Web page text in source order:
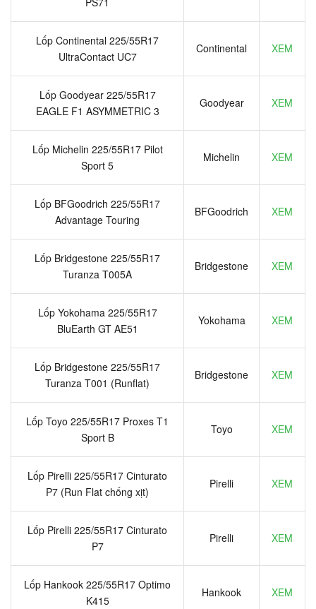
Lốp Continental 225/55R17
UltraContact UC7
Continental XEM
Lốp Goodyear 225/55R17
EAGLE F1 ASYMMETRIC 3
Goodyear XEM
Lốp Michelin 225/55R17 Pilot
Sport 5
Michelin XEM
Lốp BFGoodrich 225/55R17
Advantage Touring
BFGoodrich XEM
Lốp Bridgestone 225/55R17
Turanza T005A
Bridgestone XEM
Lốp Yokohama 225/55R17
BluEarth GT AE51
Yokohama XEM
Lốp Bridgestone 225/55R17
Turanza T001 (Runflat)
Bridgestone XEM
Lốp Toyo 225/55R17 Proxes T1
Sport B
Toyo XEM
Lốp Pirelli 225/55R17 Cinturato
P7 (Run Flat chống xịt)
Pirelli XEM
Lốp Pirelli 225/55R17 Cinturato
P7
Pirelli XEM
Lốp Hankook 225/55R17 Optimo
K415
Hankook XEM